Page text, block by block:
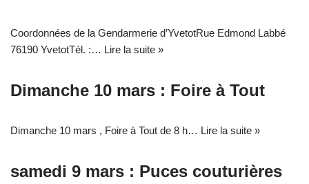
Coordonnées de la Gendarmerie d’YvetotRue Edmond Labbé
76190 YvetotTél. :… Lire la suite »
Dimanche 10 mars : Foire à Tout
Dimanche 10 mars , Foire à Tout de 8 h… Lire la suite »
samedi 9 mars : Puces couturières